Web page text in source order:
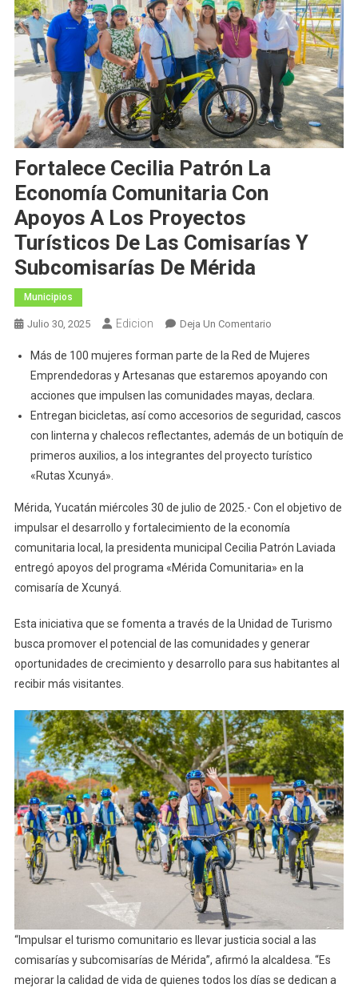
Fortalece Cecilia Patrón La
Economía Comunitaria Con
Apoyos A Los Proyectos
Turísticos De Las Comisarías Y
Subcomisarías De Mérida
Municipios
Julio 30, 2025 Edicion Deja Un ComentarioEn
Cecilia
Patrón
La
Economía
Comunitaria
Con
Los
Proyectos
Turísticos
Y
De
Más de 100 mujeres forman parte de la Red de Mujeres
Emprendedoras y Artesanas que estaremos apoyando con
acciones que impulsen las comunidades mayas, declara.
Entregan bicicletas, así como accesorios de seguridad, cascos
con linterna y chalecos reflectantes, además de un botiquín de
primeros auxilios, a los integrantes del proyecto turístico
«Rutas Xcunyá».
Mérida, Yucatán miércoles 30 de julio de 2025.- Con el objetivo de
impulsar el desarrollo y fortalecimiento de la economía
comunitaria local, la presidenta municipal Cecilia Patrón Laviada
entregó apoyos del programa «Mérida Comunitaria» en la
comisaría de Xcunyá.
Esta iniciativa que se fomenta a través de la Unidad de Turismo
busca promover el potencial de las comunidades y generar
oportunidades de crecimiento y desarrollo para sus habitantes al
recibir más visitantes.
“Impulsar el turismo comunitario es llevar justicia social a las
comisarías y subcomisarías de Mérida”, afirmó la alcaldesa. “Es
mejorar la calidad de vida de quienes todos los días se dedican a